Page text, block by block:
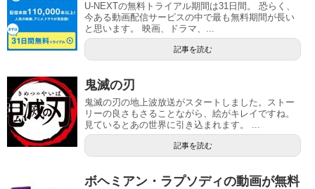
U-NEXTの無料トライアル期間は31日間。 恐らく、
今ある動画配信サービスの中で最も無料期間が長い
と思います。 映画、ドラマ、...
記事を読む
鬼滅の刃
鬼滅の刃の地上波放送がスタートしました。ストー
リーの良さもさることながら、絵がキレイですね。
見ているとあの世界に引き込まれます。 ...
記事を読む
ボヘミアン・ラプソディの動画が無料